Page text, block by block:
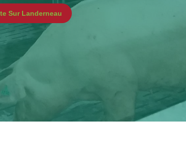
Sur Landerneau